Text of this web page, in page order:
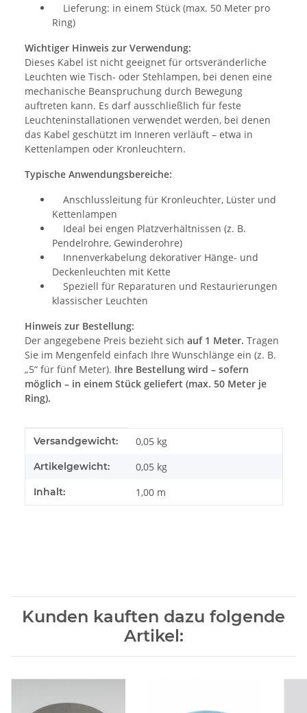
Lieferung: in einem Stück (max. 50 Meter pro
Ring)
Wichtiger Hinweis zur Verwendung:
Dieses Kabel ist nicht geeignet für ortsveränderliche
Leuchten wie Tisch- oder Stehlampen, bei denen eine
mechanische Beanspruchung durch Bewegung
auftreten kann. Es darf ausschließlich für feste
Leuchteninstallationen verwendet werden, bei denen
das Kabel geschützt im Inneren verläuft – etwa in
Kettenlampen oder Kronleuchtern.
Typische Anwendungsbereiche:
Anschlussleitung für Kronleuchter, Lüster und
Kettenlampen
Ideal bei engen Platzverhältnissen (z. B.
Pendelrohre, Gewinderohre)
Innenverkabelung dekorativer Hänge- und
Deckenleuchten mit Kette
Speziell für Reparaturen und Restaurierungen
klassischer Leuchten
Hinweis zur Bestellung:
Der angegebene Preis bezieht sich auf 1 Meter. Tragen
Sie im Mengenfeld einfach Ihre Wunschlänge ein (z. B.
„5“ für fünf Meter). Ihre Bestellung wird – sofern
möglich – in einem Stück geliefert (max. 50 Meter je
Ring).
Produkteigenschaft
Wert
Versandgewicht: 0,05 kg
Artikelgewicht: 0,05 kg
Inhalt: 1,00 m
Kunden kauften dazu folgende
Artikel: